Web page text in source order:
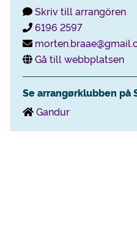
Skriv till arrangören
6196 2597
Gå till webbplatsen
Se arrangørklubben på
Gandur